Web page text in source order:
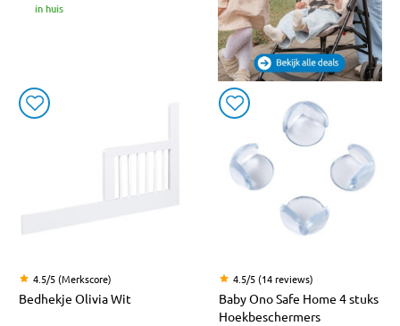
in huis
4.5/5 (Merkscore)
Bedhekje Olivia Wit
4.5/5 (14 reviews)
Baby Ono Safe Home 4 stuks
Hoekbeschermers